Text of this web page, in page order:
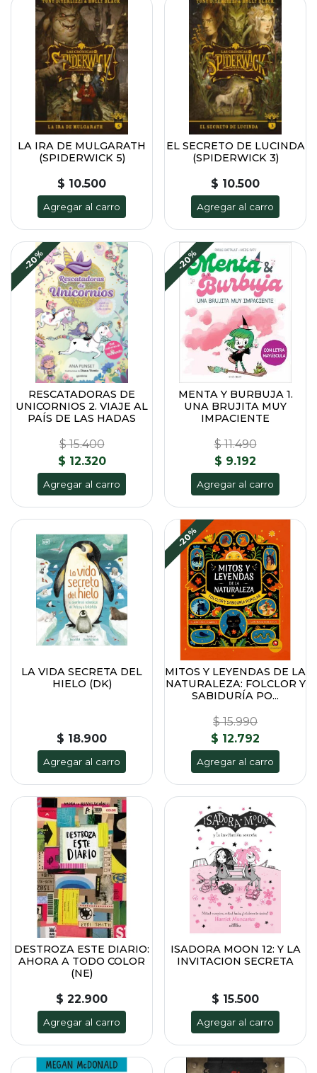
LA IRA DE MULGARATH
(SPIDERWICK 5)
$ 10.500
Agregar al carro
EL SECRETO DE LUCINDA
(SPIDERWICK 3)
$ 10.500
Agregar al carro
-20%
RESCATADORAS DE
UNICORNIOS 2. VIAJE AL
PAÍS DE LAS HADAS
$ 15.400
$ 12.320
Agregar al carro
-20%
MENTA Y BURBUJA 1.
UNA BRUJITA MUY
IMPACIENTE
$ 11.490
$ 9.192
Agregar al carro
LA VIDA SECRETA DEL
HIELO (DK)
$ 18.900
Agregar al carro
-20%
MITOS Y LEYENDAS DE LA
NATURALEZA: FOLCLOR Y
SABIDURÍA PO...
$ 15.990
$ 12.792
Agregar al carro
DESTROZA ESTE DIARIO:
AHORA A TODO COLOR
(NE)
$ 22.900
Agregar al carro
ISADORA MOON 12: Y LA
INVITACION SECRETA
$ 15.500
Agregar al carro